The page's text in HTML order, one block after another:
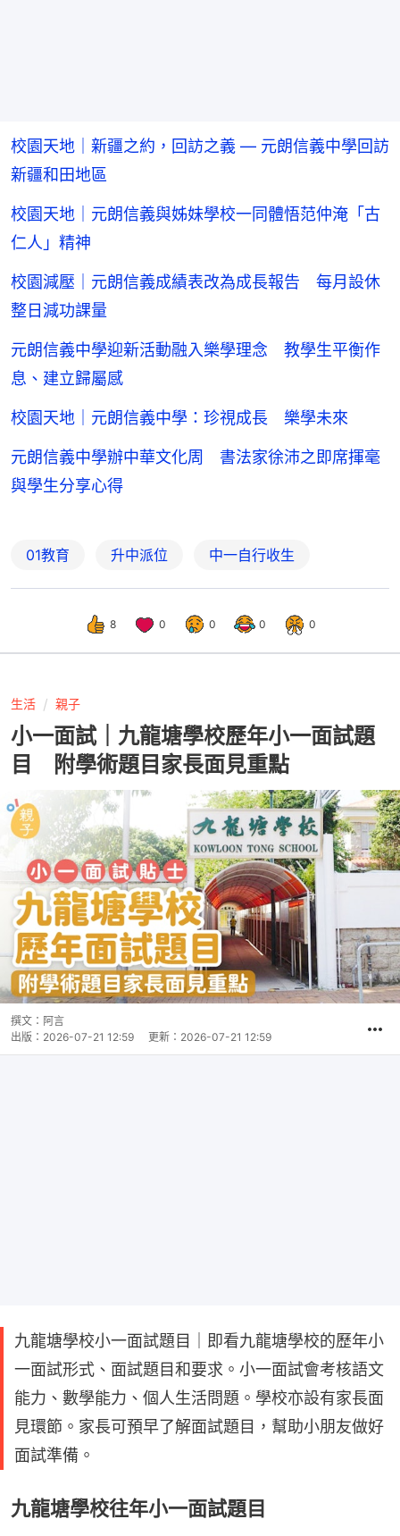
校園天地｜新疆之約，回訪之義 — 元朗信義中學回訪
新疆和田地區
校園天地｜元朗信義與姊妹學校一同體悟范仲淹「古
仁人」精神
校園減壓｜元朗信義成績表改為成長報告 每月設休
整日減功課量
元朗信義中學迎新活動融入樂學理念 教學生平衡作
息、建立歸屬感
校園天地｜元朗信義中學：珍視成長 樂學未來
元朗信義中學辦中華文化周 書法家徐沛之即席揮毫
與學生分享心得
01教育 升中派位 中一自行收生
8 0 0 0 0
生活 親子
小一面試｜九龍塘學校歷年小一面試題
目 附學術題目家長面見重點
撰文： 阿言
出版： 2026-07-21 12:59 更新： 2026-07-21 12:59
九龍塘學校小一面試題目｜即看九龍塘學校的歷年小
一面試形式、面試題目和要求。小一面試會考核語文
能力、數學能力、個人生活問題。學校亦設有家長面
見環節。家長可預早了解面試題目，幫助小朋友做好
面試準備。
九龍塘學校往年小一面試題目